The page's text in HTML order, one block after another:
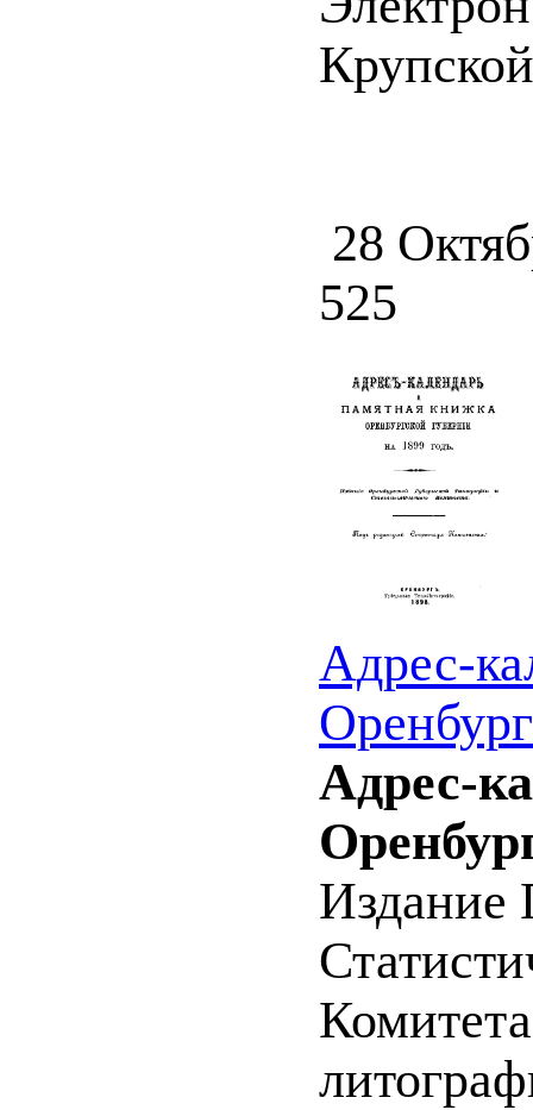
28
525
Адрес-
Адрес-
Издание